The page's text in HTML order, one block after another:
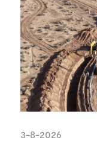
3-8-2026